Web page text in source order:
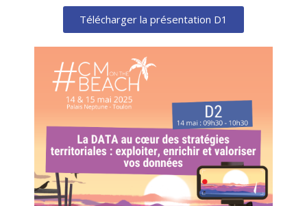
Télécharger la présentation D1